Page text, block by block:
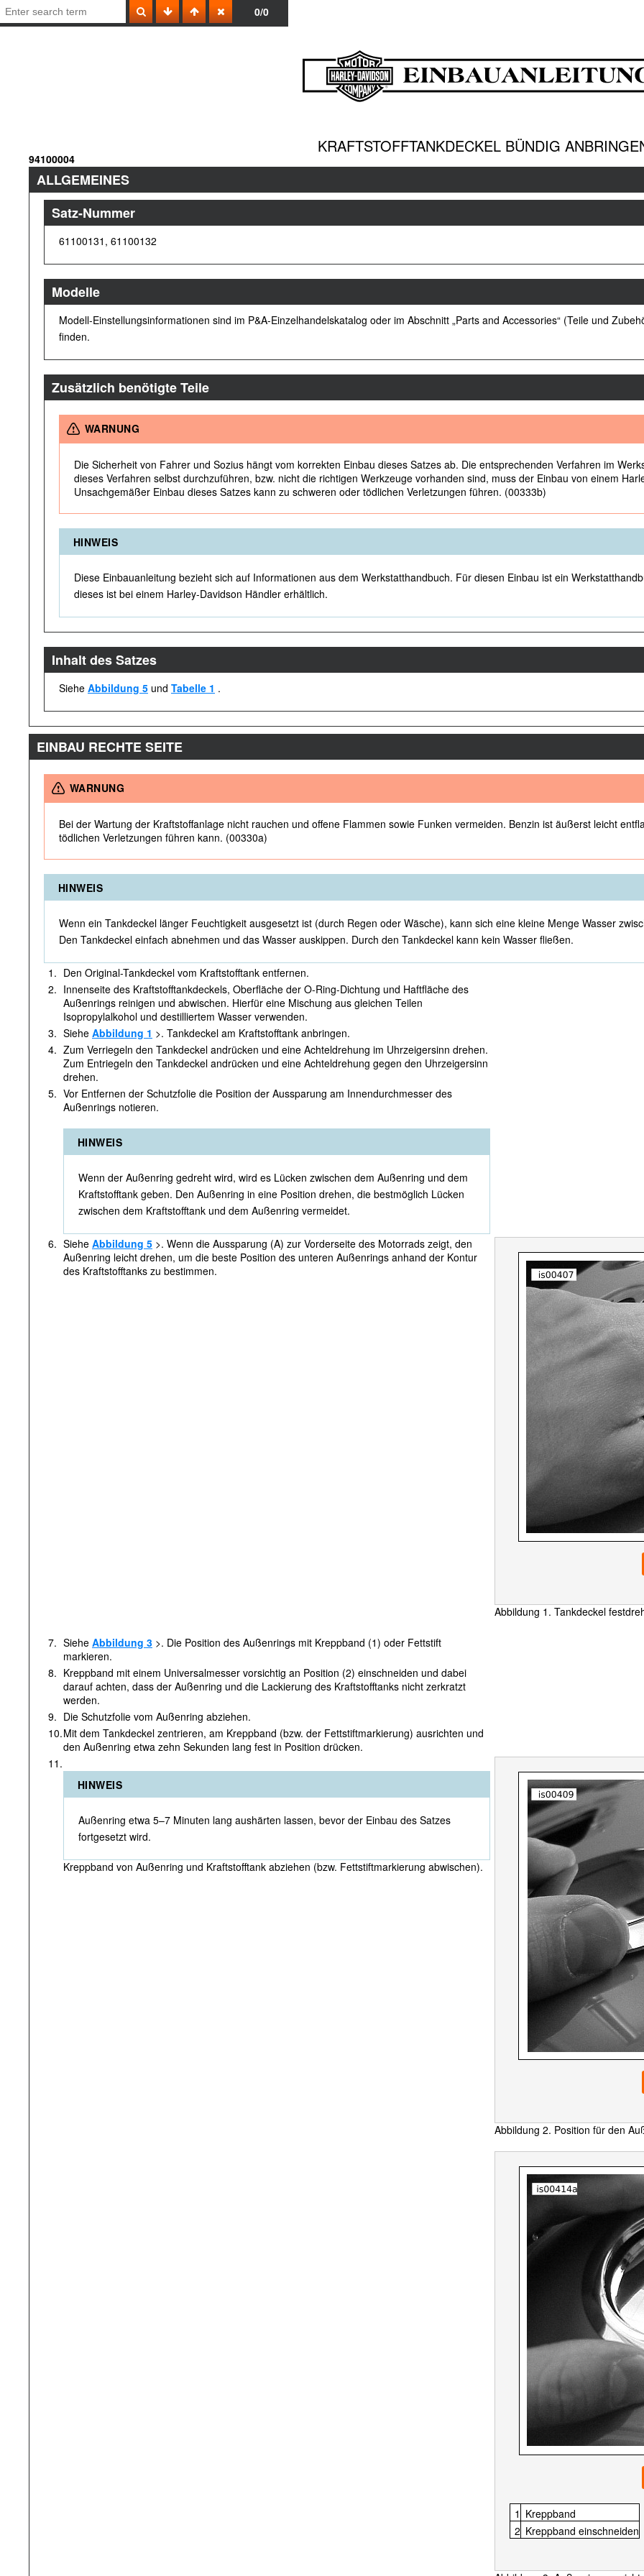
0/0
KRAFTSTOFFTANKDECKEL BÜNDIG
94100004
ALLGEMEINES
Satz-Nummer
61100131, 61100132
Modelle
Modell-Einstellungsinformationen sind im P&A-Einzelhandelskatalog oder im Abschnitt „Parts and Accessories“ (Teile und
finden.
Zusätzlich benötigte Teile
WARNUNG
Die Sicherheit von Fahrer und Sozius hängt vom korrekten Einbau dieses Satzes ab. Die entsprechenden Verfahren im
dieses Verfahren selbst durchzuführen, bzw. nicht die richtigen Werkzeuge vorhanden sind, muss der Einbau von einem
Unsachgemäßer Einbau dieses Satzes kann zu schweren oder tödlichen Verletzungen führen. (00333b)
HINWEIS
Diese Einbauanleitung bezieht sich auf Informationen aus dem Werkstatthandbuch. Für diesen Einbau ist ein
dieses ist bei einem Harley-Davidson Händler erhältlich.
Inhalt des Satzes
Siehe Abbildung 5 und Tabelle 1 .
EINBAU RECHTE SEITE
WARNUNG
Bei der Wartung der Kraftstoffanlage nicht rauchen und offene Flammen sowie Funken vermeiden. Benzin ist äußerst leicht
tödlichen Verletzungen führen kann. (00330a)
HINWEIS
Wenn ein Tankdeckel länger Feuchtigkeit ausgesetzt ist (durch Regen oder Wäsche), kann sich eine kleine Menge Wasser
Den Tankdeckel einfach abnehmen und das Wasser auskippen. Durch den Tankdeckel kann kein Wasser fließen.
1. Den Original-Tankdeckel vom Kraftstofftank entfernen.
2. Innenseite des Kraftstofftankdeckels, Oberfläche der O-Ring-Dichtung und Haftfläche des
Außenrings reinigen und abwischen. Hierfür eine Mischung aus gleichen Teilen
Isopropylalkohol und destilliertem Wasser verwenden.
3. Siehe Abbildung 1 >. Tankdeckel am Kraftstofftank anbringen.
4. Zum Verriegeln den Tankdeckel andrücken und eine Achteldrehung im Uhrzeigersinn drehen.
Zum Entriegeln den Tankdeckel andrücken und eine Achteldrehung gegen den Uhrzeigersinn
drehen.
5. Vor Entfernen der Schutzfolie die Position der Aussparung am Innendurchmesser des
Außenrings notieren.
HINWEIS
Wenn der Außenring gedreht wird, wird es Lücken zwischen dem Außenring und dem
Kraftstofftank geben. Den Außenring in eine Position drehen, die bestmöglich Lücken
zwischen dem Kraftstofftank und dem Außenring vermeidet.
6. Siehe Abbildung 5 >. Wenn die Aussparung (A) zur Vorderseite des Motorrads zeigt, den
Außenring leicht drehen, um die beste Position des unteren Außenrings anhand der Kontur
des Kraftstofftanks zu bestimmen.
Abbildung 1. Tankdeckel
7. Siehe Abbildung 3 >. Die Position des Außenrings mit Kreppband (1) oder Fettstift
markieren.
8. Kreppband mit einem Universalmesser vorsichtig an Position (2) einschneiden und dabei
darauf achten, dass der Außenring und die Lackierung des Kraftstofftanks nicht zerkratzt
werden.
9. Die Schutzfolie vom Außenring abziehen.
10.Mit dem Tankdeckel zentrieren, am Kreppband (bzw. der Fettstiftmarkierung) ausrichten und
den Außenring etwa zehn Sekunden lang fest in Position drücken.
11.
HINWEIS
Außenring etwa 5–7 Minuten lang aushärten lassen, bevor der Einbau des Satzes
fortgesetzt wird.
Kreppband von Außenring und Kraftstofftank abziehen (bzw. Fettstiftmarkierung abwischen).
Abbildung 2. Position für den
1 Kreppband
2 Kreppband einschneiden